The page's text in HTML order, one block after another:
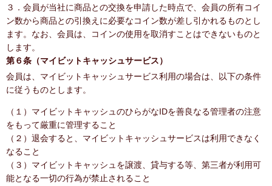
３．会員が当社に商品との交換を申請した時点で、会員の所有コイ
ン数から商品との引換えに必要なコイン数が差し引かれるものとし
ます。なお、会員は、コインの使用を取消すことはできないものと
します。
第６条（マイビットキャッシュサービス）
会員は、マイビットキャッシュサービス利用の場合は、以下の条件
に従うものとします。
（１）マイビットキャッシュのひらがなIDを善良なる管理者の注意
をもって厳重に管理すること
（２）退会すると、マイビットキャッシュサービスは利用できなく
なること
（３）マイビットキャッシュを譲渡、貸与する等、第三者が利用可
能となる一切の行為が禁止されること